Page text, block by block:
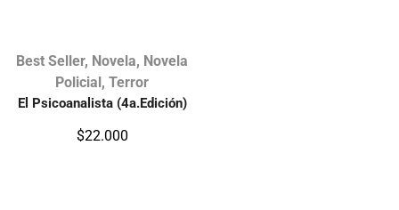
Best Seller, Novela, Novela
Policial , Terror
El Psicoanalista (4a.Edición)
$22.000